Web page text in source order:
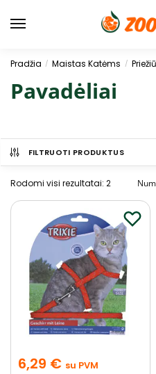
Pradžia / Maistas Katėms /
Pavadėliai
FILTRUOTI PRODUKTUS
Rodomi visi rezultatai: 2
6,29 € su PVM